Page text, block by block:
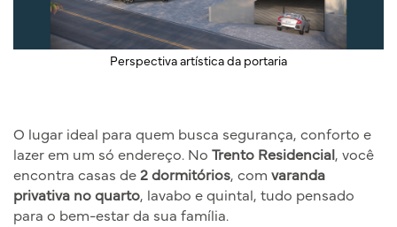
Perspectiva artística da área gourmet
O lugar ideal para quem busca segurança, conforto e
lazer em um só endereço. No Trento Residencial , você
encontra casas de 2 dormitórios, com varanda
privativa no quarto, lavabo e quintal, tudo pensado
para o bem-estar da sua família.